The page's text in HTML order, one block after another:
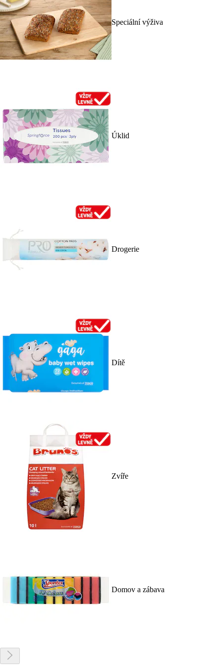
Speciální výživa
Úklid
Drogerie
Dítě
Zvíře
Domov a zábava